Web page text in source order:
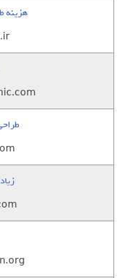
هزینه